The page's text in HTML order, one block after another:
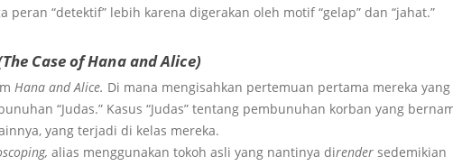
peran “detektif” lebih karena digerakan oleh motif “gelap” dan “jahat.”
Case of Hana and Alice)
Hana and Alice. Di mana mengisahkan pertemuan pertama mereka yang
“Judas.” Kasus “Judas” tentang pembunuhan korban yang
yang terjadi di kelas mereka.
alias menggunakan tokoh asli yang nantinya dirender sedemikian